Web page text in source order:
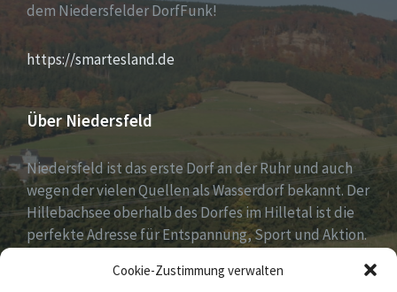
Cookie-Zustimmung verwalten
dem Niedersfelder DorfFunk!
https://smartesland.de
Über Niedersfeld
Niedersfeld ist das erste Dorf an der Ruhr und auch
wegen der vielen Quellen als Wasserdorf bekannt. Der
Hillebachsee oberhalb des Dorfes im Hilletal ist die
perfekte Adresse für Entspannung, Sport und Aktion.
Hochheide, 810 Meter hoch gelegen.